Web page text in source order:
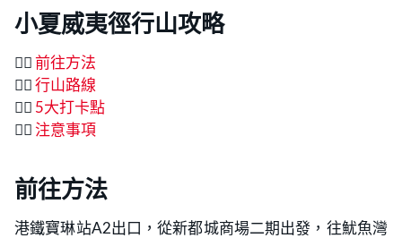
小夏威夷徑行山攻略
👉🏻前往方法
👉🏻行山路線
👉🏻 5大打卡點
👉🏻 注意事項
前往方法
港鐵寶琳站A2出口，從新都城商場二期出發，往魷魚灣